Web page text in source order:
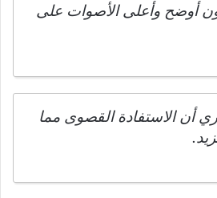
أوضح وأعلى الأصوات على
أن الاستفادة القصوى مما